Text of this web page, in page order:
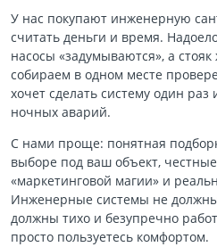
У нас покупают инженерную
считать деньги и время.
насосы «задумываются», а
собираем в одном месте
хочет сделать систему один
ночных аварий.
С нами проще: понятная
выборе под ваш объект,
«маркетинговой магии» и
Инженерные системы не
должны тихо и безупречно
просто пользуетесь комфортом.